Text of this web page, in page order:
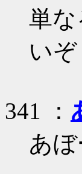
単
いぞ
341 ：
あ